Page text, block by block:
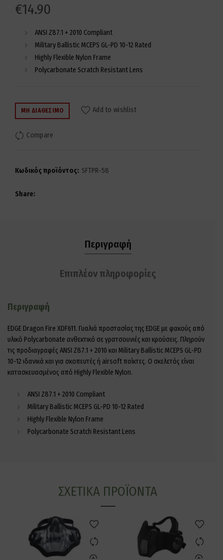
€14.90
ANSI Z87.1 + 2010 Compliant
Military Ballistic MCEPS GL-PD 10-12 Rated
Highly Flexible Nylon Frame
Polycarbonate Scratch Resistant Lens
ΜΗ ΔΙΑΘΈΣΙΜΟ Add to wishlist
Compare
Κωδικός προϊόντος: SFTPR-58
Share
Περιγραφή
Επιπλέον πληροφορίες
Περιγραφή
EDGE Dragon Fire XDF611. Γυαλιά προστασίας της EDGE με φακούς από
υλικό Polycarbonate ανθεκτικό σε γρατσουνιές και κρούσεις. Πληρούν
τις προδιαγραφές ANSI Z87.1 + 2010 καιMilitary Ballistic MCEPS GL-PD
10-12 ιδανικά και για σκοπευτές ή airsoft παίκτες. Ο σκελετός είναι
κατασκευασμένος από Highly Flexible Nylon.
ANSI Z87.1 + 2010 Compliant
Military Ballistic MCEPS GL-PD 10-12 Rated
Highly Flexible Nylon Frame
Polycarbonate Scratch Resistant Lens
ΣΧΕΤΙΚΆ ΠΡΟΪΌΝΤΑ